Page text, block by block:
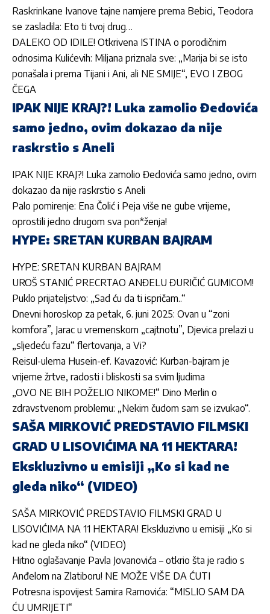
Raskrinkane Ivanove tajne namjere prema Bebici, Teodora
se zasladila: Eto ti tvoj drug…
DALEKO OD IDILE! Otkrivena ISTINA o porodičnim
odnosima Kulićevih: Miljana priznala sve: „Marija bi se isto
ponašala i prema Tijani i Ani, ali NE SMIJE“, EVO I ZBOG
ČEGA
IPAK NIJE KRAJ?! Luka zamolio Đedovića
samo jedno, ovim dokazao da nije
raskrstio s Aneli
IPAK NIJE KRAJ?! Luka zamolio Đedovića samo jedno, ovim
dokazao da nije raskrstio s Aneli
Palo pomirenje: Ena Čolić i Peja više ne gube vrijeme,
oprostili jedno drugom sva pon*ženja!
HYPE: SRETAN KURBAN BAJRAM
HYPE: SRETAN KURBAN BAJRAM
UROŠ STANIĆ PRECRTAO ANĐELU ĐURIČIĆ GUMICOM!
Puklo prijateljstvo: „Sad ću da ti ispričam..“
Dnevni horoskop za petak, 6. juni 2025: Ovan u “zoni
komfora”, Jarac u vremenskom „cajtnotu”, Djevica prelazi u
„sljedeću fazu“ flertovanja, a Vi?
Reisul-ulema Husein-ef. Kavazović: Kurban-bajram je
vrijeme žrtve, radosti i bliskosti sa svim ljudima
„OVO NE BIH POŽELIO NIKOME!“ Dino Merlin o
zdravstvenom problemu: „Nekim čudom sam se izvukao“.
SAŠA MIRKOVIĆ PREDSTAVIO FILMSKI
GRAD U LISOVIĆIMA NA 11 HEKTARA!
Ekskluzivno u emisiji „Ko si kad ne
gleda niko“ (VIDEO)
SAŠA MIRKOVIĆ PREDSTAVIO FILMSKI GRAD U
LISOVIĆIMA NA 11 HEKTARA! Ekskluzivno u emisiji „Ko si
kad ne gleda niko“ (VIDEO)
Hitno oglašavanje Pavla Jovanovića – otkrio šta je radio s
Anđelom na Zlatiboru! NE MOŽE VIŠE DA ĆUTI
Potresna ispovijest Samira Ramovića: “MISLIO SAM DA
ĆU UMRIJETI“